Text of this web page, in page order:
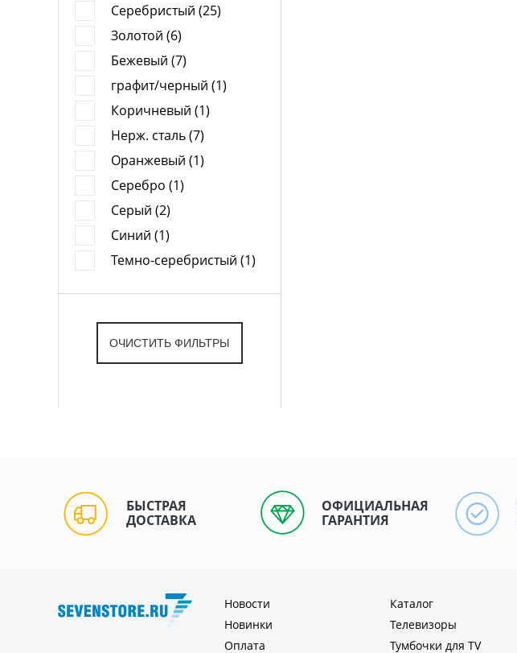
Серебристый (25)
Золотой (6)
Бежевый (7)
графит/черный (1)
Коричневый (1)
Нерж. сталь (7)
Оранжевый (1)
Серебро (1)
Серый (2)
Синий (1)
Темно-серебристый (1)
БЫСТРАЯ
ДОСТАВКА
ОФИЦИАЛЬНАЯ
ГАРАНТИЯ
Новости
Новинки
Оплата
Каталог
Телевизоры
Тумбочки для TV